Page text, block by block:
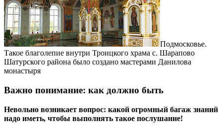
Подмосковье.
Такое благолепие внутри Троицкого храма с. Шарапово
Шатурского района было создано мастерами Данилова
монастыря
Важно понимание: как должно быть
Невольно возникает вопрос: какой огромный багаж знаний
надо иметь, чтобы выполнять такое послушание!